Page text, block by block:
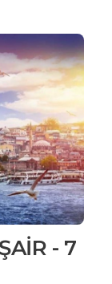
- 7